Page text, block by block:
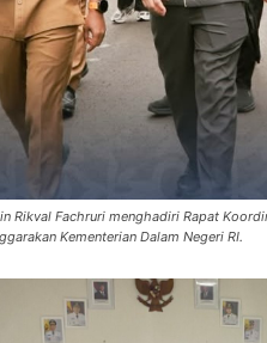
Rikval Fachruri menghadiri Rapat
Kementerian Dalam Negeri RI.